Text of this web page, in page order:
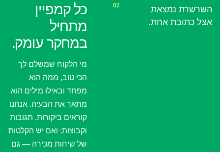
השרשרת נמצאת
אצל כתובת אחת.
02
כל קמפיין
מתחיל
במחקר עומק.
מי הלקוח שמשלם לך
הכי טוב, ממה הוא
מפחד ובאילו מילים הוא
מתאר את הבעיה. אנחנו
קוראים ביקורות, תגובות
וקבוצות; ואם יש הקלטות
של שיחות מכירה — גם